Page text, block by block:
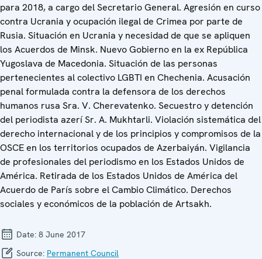
para 2018, a cargo del Secretario General. Agresión en curso
contra Ucrania y ocupación ilegal de Crimea por parte de
Rusia. Situación en Ucrania y necesidad de que se apliquen
los Acuerdos de Minsk. Nuevo Gobierno en la ex República
Yugoslava de Macedonia. Situación de las personas
pertenecientes al colectivo LGBTI en Chechenia. Acusación
penal formulada contra la defensora de los derechos
humanos rusa Sra. V. Cherevatenko. Secuestro y detención
del periodista azerí Sr. A. Mukhtarli. Violación sistemática del
derecho internacional y de los principios y compromisos de la
OSCE en los territorios ocupados de Azerbaiyán. Vigilancia
de profesionales del periodismo en los Estados Unidos de
América. Retirada de los Estados Unidos de América del
Acuerdo de París sobre el Cambio Climático. Derechos
sociales y económicos de la población de Artsakh.
Date: 8 June 2017
Source: Permanent Council